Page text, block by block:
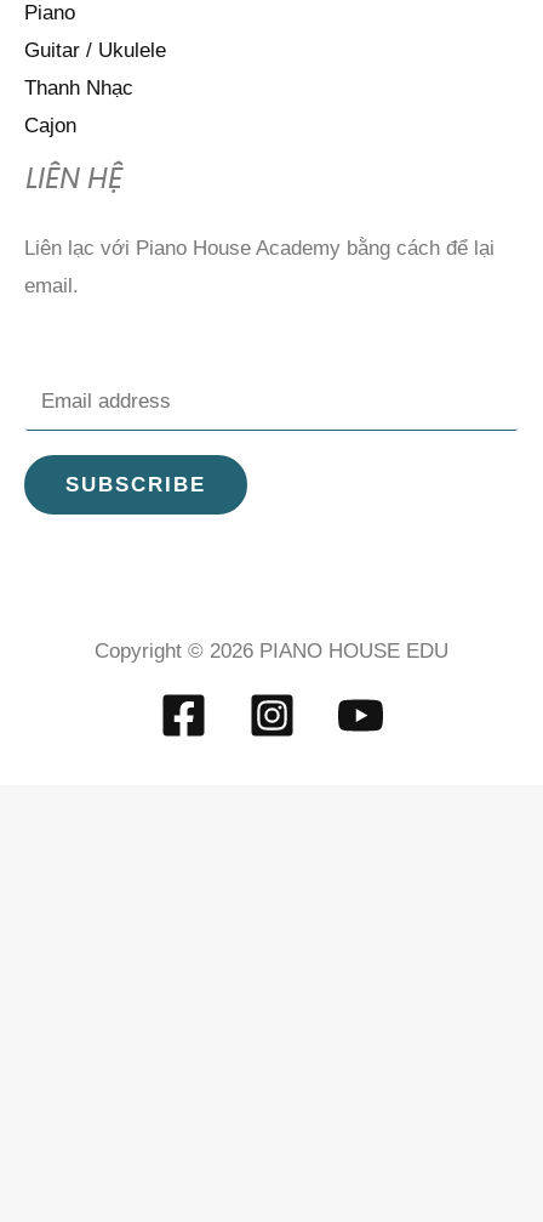
Piano
Guitar / Ukulele
Thanh Nhạc
Cajon
LIÊN HỆ
Liên lạc với Piano House Academy bằng cách để lại
email.
m
a
i
SUBSCRIBE
Copyright © 2026 PIANO HOUSE EDU